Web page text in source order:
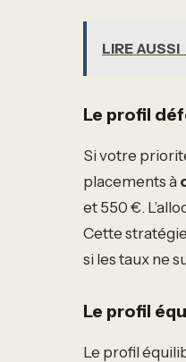
LIRE AUSSI
Le profil
Si votre
placements à
et 550 €.
Cette
si les taux ne
Le profil
Le profil